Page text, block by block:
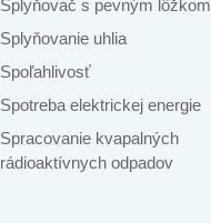
Splyňovač s pevným lôžkom
Splyňovanie uhlia
Spoľahlivosť
Spotreba elektrickej energie
Spracovanie kvapalných
rádioaktívnych odpadov